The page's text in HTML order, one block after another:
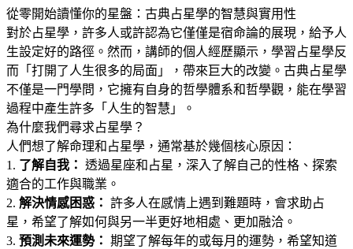
從零開始讀懂你的星盤：古典占星學的智慧與實用性
對於占星學，許多人或許認為它僅僅是宿命論的展現，給予人
生設定好的路徑 。然而，講師的個人經歷顯示，學習占星學反
而「打開了人生很多的局面」，帶來巨大的改變 。古典占星學
不僅是一門學問，它擁有自身的哲學體系和哲學觀，能在學習
過程中產生許多「人生的智慧」
。
為什麼我們尋求占星學？
人們想了解命理和占星學，通常基於幾個核心原因 ：
1. 了解自我： 透過星座和占星，深入了解自己的性格、探索
適合的工作與職業 。
2. 解決情感困惑： 許多人在感情上遇到難題時，會求助占
星，希望了解如何與另一半更好地相處、更加融洽 。
3. 預測未來運勢： 期望了解每年的或每月的運勢，希望知道